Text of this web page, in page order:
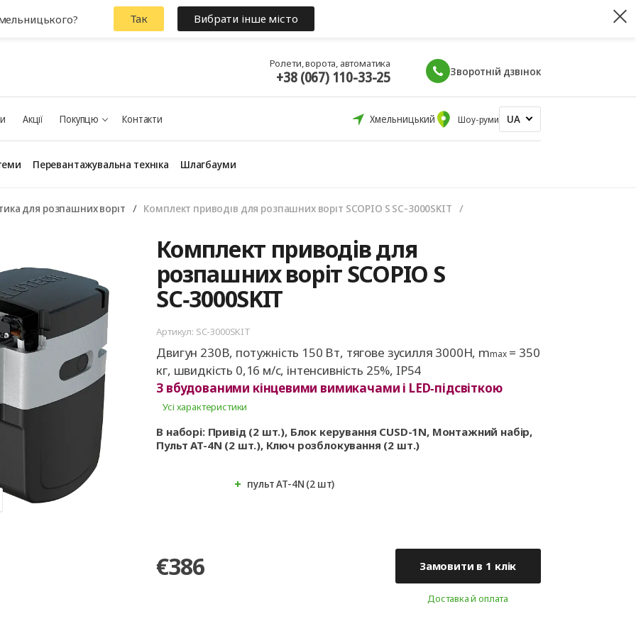
Ролети, ворота, автоматика
+38 (067) 110-33-25 Зворотній дзвінок
Акції Покупцю Контакти Хмельницький Шоу-руми UA
Панорамні ворота
Автоматика для
гаражних воріт
промислових воріт
Ролетні решітки
Перевантажувальна техніка
Перевантажувальні
майданчики
тамбури
Шлагбауми
для розпашних воріт Комплект приводів для розпашних воріт SCOPIO S SC‑3000SKIT
Комплект приводів для
розпашних воріт SCOPIO S
SC‑3000SKIT
Артикул: SC-3000SKIT
Двигун 230В, потужність 150 Вт, тягове зусилля 3000Н, mmax= 350
кг, швидкість 0,16 м/с, інтенсивність 25%, IP54
З вбудованими кінцевими вимикачами і LED‑підсвіткою
Усі характеристики
В наборі: Привід (2 шт.), Блок керування CUSD-1N, Монтажний набір,
Пульт AT-4N (2 шт.), Ключ розблокування (2 шт.)
пульт AT-4N (2 шт)
€386 Замовити в 1 клік
Доставка й оплата
Так Вибрати інше місто